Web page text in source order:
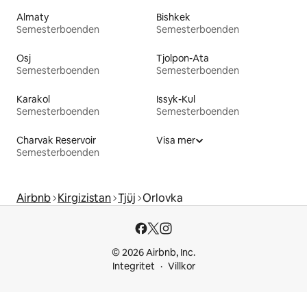
Almaty
Semesterboenden
Bishkek
Semesterboenden
Osj
Semesterboenden
Tjolpon-Ata
Semesterboenden
Karakol
Semesterboenden
Issyk-Kul
Semesterboenden
Charvak Reservoir
Semesterboenden
Visa mer
Airbnb Kirgizistan Tjüj Orlovka
© 2026 Airbnb, Inc.
Integritet
Villkor